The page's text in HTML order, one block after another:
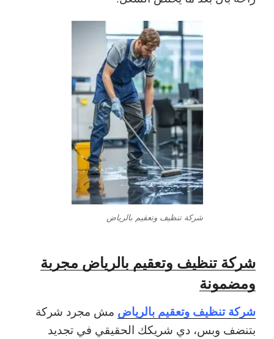
شركة تنظيف وتعقيم بالرياض
شركة تنظيف وتعقيم بالرياض مجربة
ومضمونة
شركة تنظيف وتعقيم بالرياض مش مجرد شركة
بتنضف وبس، دي شريكك الحقيقي في تجديد